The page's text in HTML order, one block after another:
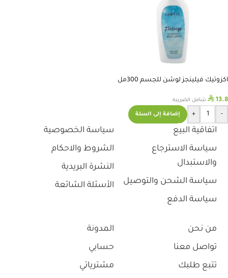
اكزوتيك فيلينجز لوشن للجسم 300مل
⃁ 13.8 شامل الضريبه
-
+ إضافة إلى السلة
اتفاقية البيع
سياسة الاسترجاع
والاستبدال
سياسة الشحن والتوصيل
سياسة الدفع
سياسة الخصوصية
الشروط والاحكام
النشرة البريدية
الأسئلة الشائعة
من نحن
تواصل معنا
تتبع طلبك
المدونة
حسابي
مشترياتي